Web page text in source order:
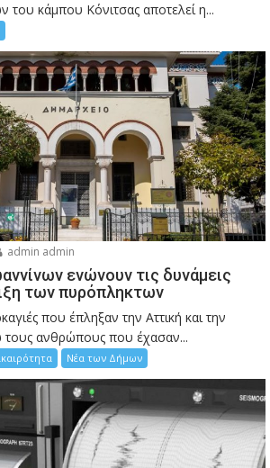
κάμπου Κόνιτσας αποτελεί η...
admin admin
ενώνουν τις δυνάμεις
των πυρόπληκτων
που έπληξαν την Αττική και την
τους ανθρώπους που έχασαν...
Νέα των Δήμων